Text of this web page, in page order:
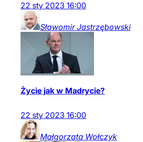
22 sty 2023 16:00
Sławomir Jastrzębowski
Życie jak w Madrycie?
22 sty 2023 16:00
Małgorzata Wołczyk